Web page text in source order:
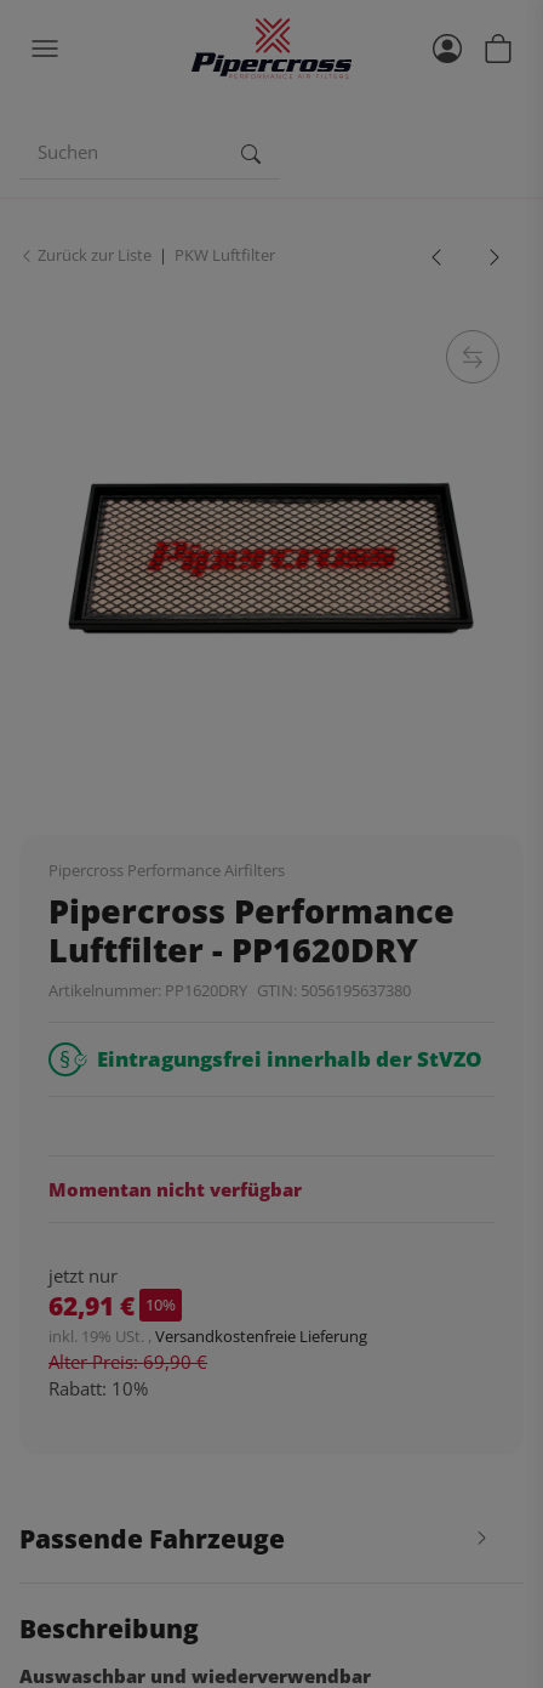
Zurück zur Liste PKW Luftfilter
Pipercross Performance Airfilters
Pipercross Performance
Luftfilter - PP1620DRY
Artikelnummer: PP1620DRY GTIN: 5056195637380
Eintragungsfrei innerhalb der StVZO
Momentan nicht verfügbar
jetzt nur
62,91 € 10%
inkl. 19% USt. , Versandkostenfreie Lieferung
Alter Preis: 69,90 €
Rabatt: 10%
Passende Fahrzeuge
Beschreibung
Auswaschbar und wiederverwendbar